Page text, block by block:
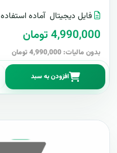
فایل دیجیتال آماده استفاده
4,990,000 تومان
بدون مالیات: 4,990,000 تومان
افزودن به سبد